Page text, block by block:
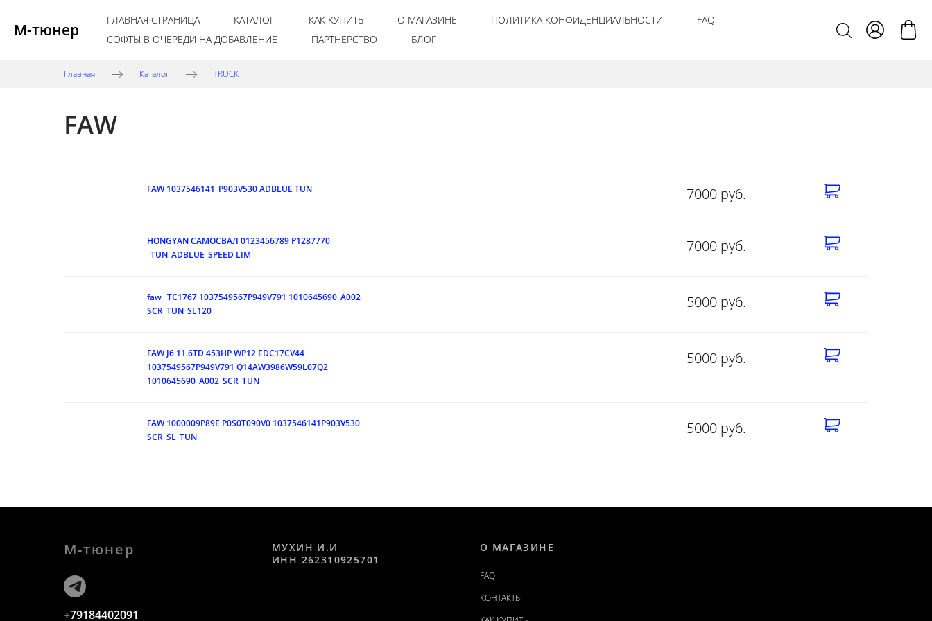
М-тюнер ГЛАВНАЯ СТРАНИЦА КАТАЛОГ КАК КУПИТЬ О МАГАЗИНЕ ПОЛИТИКА КОНФИДЕНЦИАЛЬНОСТИ
FAQ
СОФТЫ В ОЧЕРЕДИ НА ДОБАВЛЕНИЕ
ПАРТНЕРСТВО БЛОГ
Главная Каталог TRUCK
FAW
FAW 1037546141_P903V530 ADBLUE TUN 7000 руб.
HONGYAN САМОСВАЛ 0123456789 P1287770
_TUN_ADBLUE_SPEED LIM
7000 руб.
faw_ TC1767 1037549567P949V791 1010645690_A002
SCR_TUN_SL120
5000 руб.
FAW J6 11.6TD 453HP WP12 EDC17CV44
1037549567P949V791 Q14AW3986W59L07Q2
1010645690_A002_SCR_TUN
5000 руб.
FAW 1000009P89E P0S0T090V0 1037546141P903V530
SCR_SL_TUN
5000 руб.
М-тюнер
+79184402091
МУХИН И.И
ИНН 262310925701
О МАГАЗИНЕ
FAQ
КОНТАКТЫ